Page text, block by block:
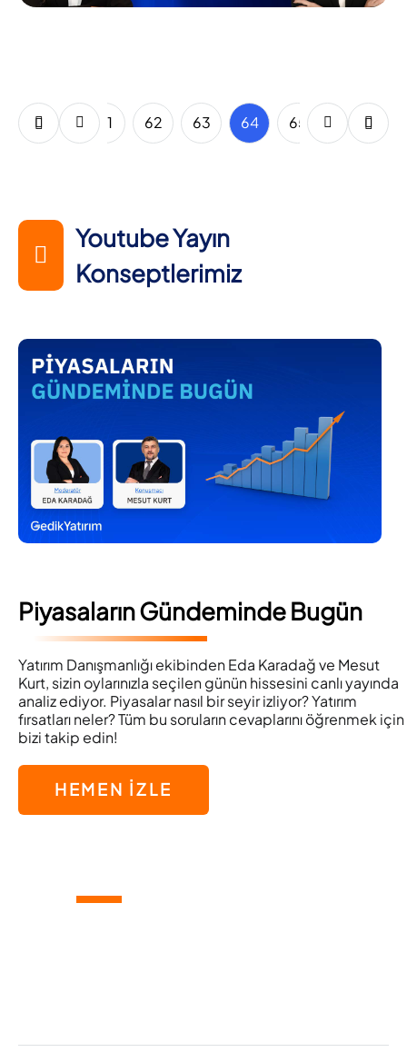
60 61 62 63 64 65 66 67
Youtube Yayın
Konseptlerimiz
Piyasaların Gündeminde Bugün
Yatırım Danışmanlığı ekibinden Eda Karadağ ve Mesut
Kurt, sizin oylarınızla seçilen günün hissesini canlı yayında
analiz ediyor. Piyasalar nasıl bir seyir izliyor? Yatırım
fırsatları neler? Tüm bu soruların cevaplarını öğrenmek için
bizi takip edin!
HEMEN İZLE